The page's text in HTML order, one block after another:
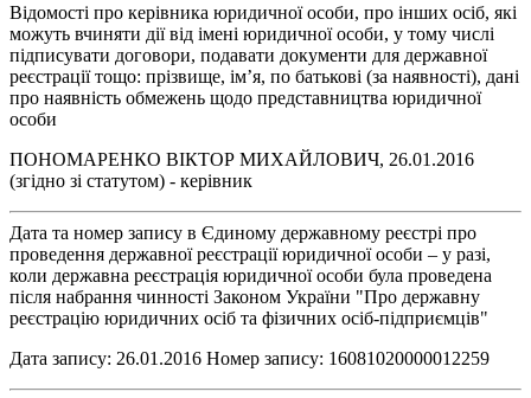
Відомості про керівника юридичної особи, про інших осіб, які
можуть вчиняти дії від імені юридичної особи, у тому числі
підписувати договори, подавати документи для державної
реєстрації тощо: прізвище, ім’я, по батькові (за наявності), дані
про наявність обмежень щодо представництва юридичної
особи
ПОНОМАРЕНКО ВІКТОР МИХАЙЛОВИЧ, 26.01.2016
(згідно зі статутом) - керівник
Дата та номер запису в Єдиному державному реєстрі про
проведення державної реєстрації юридичної особи – у разі,
коли державна реєстрація юридичної особи була проведена
після набрання чинності Законом України "Про державну
реєстрацію юридичних осіб та фізичних осіб-підприємців"
Дата запису: 26.01.2016 Номер запису: 16081020000012259